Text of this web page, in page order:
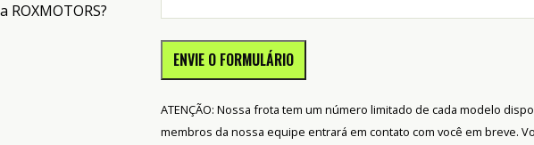
a ROXMOTORS?
ENVIE O FORMULÁRIO
ATENÇÃO: Nossa frota tem um número limitado de cada modelo
membros da nossa equipe entrará em contato com você em breve.